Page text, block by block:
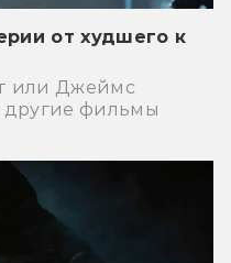
от худшего к
или Джеймс
другие фильмы